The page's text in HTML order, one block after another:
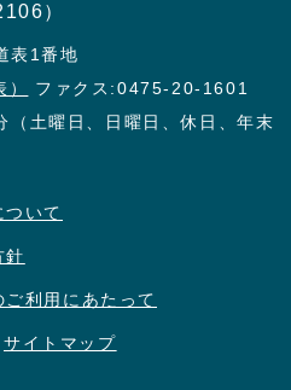
）
表1番地
ファクス:0475-20-1601
土曜日、日曜日、休日、年末
いて
針
利用にあたって
サイトマップ